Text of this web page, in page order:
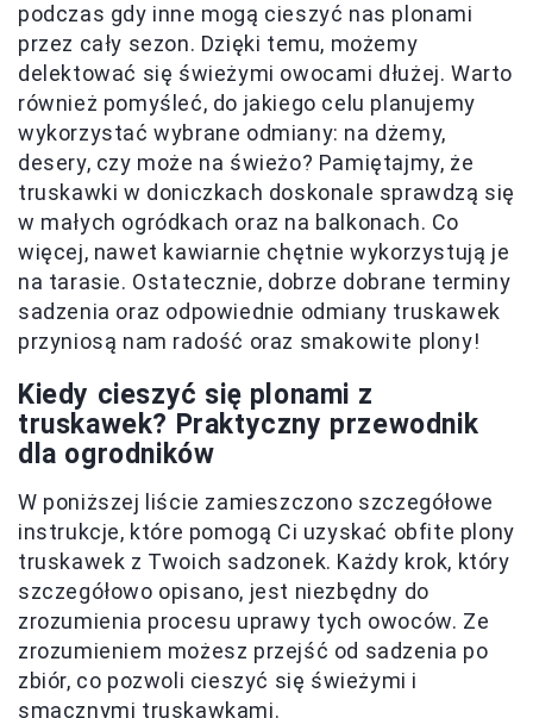
podczas gdy inne mogą cieszyć nas plonami
przez cały sezon. Dzięki temu, możemy
delektować się świeżymi owocami dłużej. Warto
również pomyśleć, do jakiego celu planujemy
wykorzystać wybrane odmiany: na dżemy,
desery, czy może na świeżo? Pamiętajmy, że
truskawki w doniczkach doskonale sprawdzą się
w małych ogródkach oraz na balkonach. Co
więcej, nawet kawiarnie chętnie wykorzystują je
na tarasie. Ostatecznie, dobrze dobrane terminy
sadzenia oraz odpowiednie odmiany truskawek
przyniosą nam radość oraz smakowite plony!
Kiedy cieszyć się plonami z
truskawek? Praktyczny przewodnik
dla ogrodników
W poniższej liście zamieszczono szczegółowe
instrukcje, które pomogą Ci uzyskać obfite plony
truskawek z Twoich sadzonek. Każdy krok, który
szczegółowo opisano, jest niezbędny do
zrozumienia procesu uprawy tych owoców. Ze
zrozumieniem możesz przejść od sadzenia po
zbiór, co pozwoli cieszyć się świeżymi i
smacznymi truskawkami.